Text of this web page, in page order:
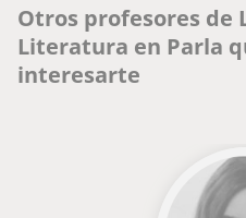
Otros profesores de
Literatura en Parla
interesarte